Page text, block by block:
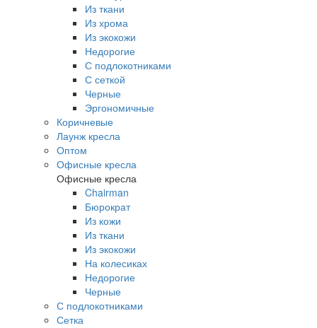
Из ткани
Из хрома
Из экокожи
Недорогие
С подлокотниками
С сеткой
Черные
Эргономичные
Коричневые
Лаунж кресла
Оптом
Офисные кресла
Офисные кресла
Chairman
Бюрократ
Из кожи
Из ткани
Из экокожи
На колесиках
Недорогие
Черные
С подлокотниками
Сетка